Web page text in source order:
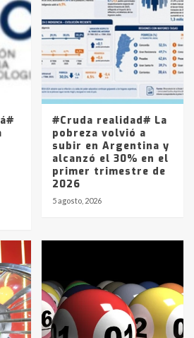
Trenque Lauquen
de los combustibles en
desde YPF hasta Axion
a 1338 pesos
#Cruda realidad# La
pobreza volvió a
subir en Argentina y
alcanzó el 30% en el
primer trimestre de
2026
5 agosto, 2026